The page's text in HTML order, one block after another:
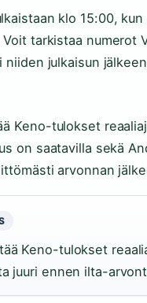
klo 15:00,
tarkistaa numerot
julkaisun
Keno-tulokset
on saatavilla sekä
arvonnan
Keno-tulokset
juuri ennen ilta-